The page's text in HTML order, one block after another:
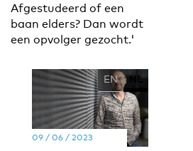
Afgestudeerd of een
baan elders? Dan wordt
een opvolger gezocht.'
EN NL
09 / 06 / 2023